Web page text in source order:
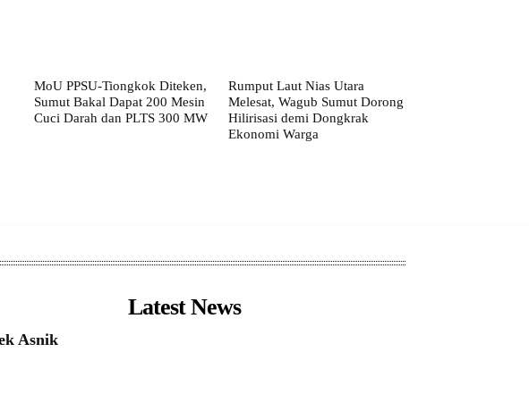
MoU PPSU-Tiongkok Diteken,
Sumut Bakal Dapat 200 Mesin
Cuci Darah dan PLTS 300 MW
Rumput Laut Nias Utara
Melesat, Wagub Sumut Dorong
Hilirisasi demi Dongkrak
Ekonomi Warga
Asnik
Latest News